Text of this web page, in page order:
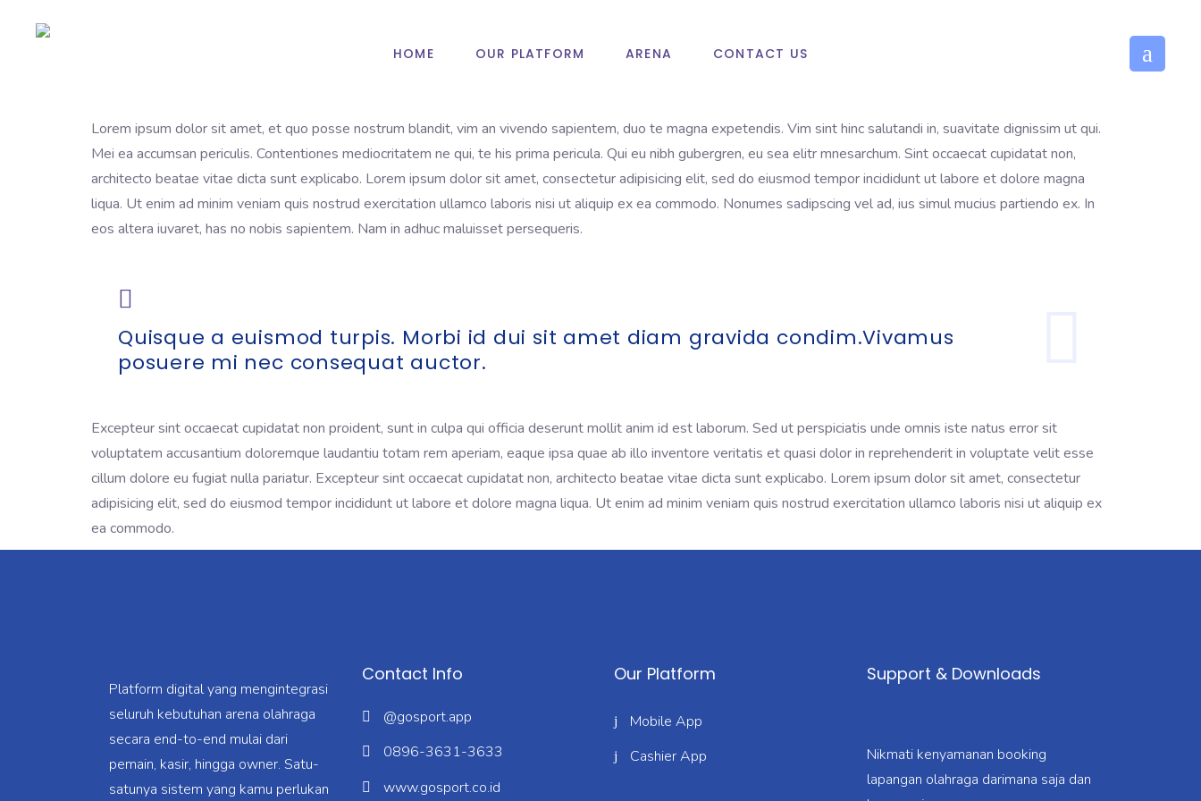
HOME OUR PLATFORM ARENA CONTACT US
Lorem ipsum dolor sit amet, et quo posse nostrum blandit, vim an vivendo sapientem, duo te magna expetendis. Vim sint hinc salutandi in, suavitate dignissim ut qui.
Mei ea accumsan periculis. Contentiones mediocritatem ne qui, te his prima pericula. Qui eu nibh gubergren, eu sea elitr mnesarchum. Sint occaecat cupidatat non,
architecto beatae vitae dicta sunt explicabo. Lorem ipsum dolor sit amet, consectetur adipisicing elit, sed do eiusmod tempor incididunt ut labore et dolore magna
liqua. Ut enim ad minim veniam quis nostrud exercitation ullamco laboris nisi ut aliquip ex ea commodo. Nonumes sadipscing vel ad, ius simul mucius partiendo ex. In
eos altera iuvaret, has no nobis sapientem. Nam in adhuc maluisset persequeris.
Quisque a euismod turpis. Morbi id dui sit amet diam gravida condim.Vivamus
posuere mi nec consequat auctor.
Excepteur sint occaecat cupidatat non proident, sunt in culpa qui officia deserunt mollit anim id est laborum. Sed ut perspiciatis unde omnis iste natus error sit
voluptatem accusantium doloremque laudantiu totam rem aperiam, eaque ipsa quae ab illo inventore veritatis et quasi dolor in reprehenderit in voluptate velit esse
cillum dolore eu fugiat nulla pariatur. Excepteur sint occaecat cupidatat non, architecto beatae vitae dicta sunt explicabo. Lorem ipsum dolor sit amet, consectetur
adipisicing elit, sed do eiusmod tempor incididunt ut labore et dolore magna liqua. Ut enim ad minim veniam quis nostrud exercitation ullamco laboris nisi ut aliquip ex
ea commodo.
Platform digital yang mengintegrasi
seluruh kebutuhan arena olahraga
secara end-to-end mulai dari
pemain, kasir, hingga owner. Satu-
satunya sistem yang kamu perlukan
Contact Info
@gosport.app
0896-3631-3633
www.gosport.co.id
Our Platform
Mobile App
Cashier App
Support & Downloads
Nikmati kenyamanan booking
lapangan olahraga darimana saja dan